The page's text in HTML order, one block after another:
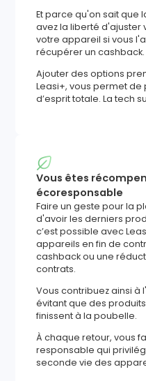
Et parce qu'on sait que
avez la liberté d'ajuster
votre appareil si vous
récupérer un cashback.
Ajouter des options
Leasi+, vous permet
d’esprit totale. La tech
Vous êtes
écoresponsable
Faire un geste pour la
d'avoir les derniers
c’est possible avec
appareils en fin de
cashback ou une
contrats.
Vous contribuez ainsi
évitant que des
finissent à la poubelle.
À chaque retour, vous
responsable qui
seconde vie des